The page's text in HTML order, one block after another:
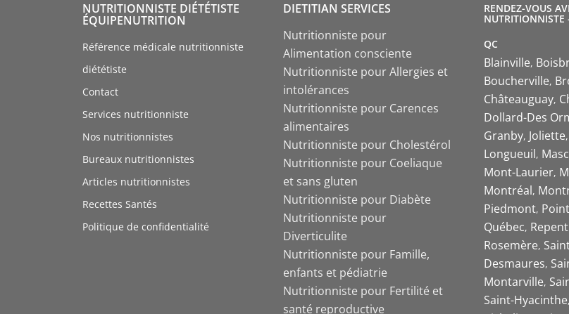
NUTRITIONNISTE DIÉTÉTISTE
ÉQUIPENUTRITION
Référence médicale nutritionniste
diététiste
Contact
Services nutritionniste
Nos nutritionnistes
Bureaux nutritionnistes
Articles nutritionnistes
Recettes Santés
Politique de confidentialité
DIETITIAN SERVICES
Nutritionniste pour
Alimentation consciente
Nutritionniste pour Allergies et
intolérances
Nutritionniste pour Carences
alimentaires
Nutritionniste pour Cholestérol
Nutritionniste pour Coeliaque
et sans gluten
Nutritionniste pour Diabète
Nutritionniste pour
Diverticulite
Nutritionniste pour Famille,
enfants et pédiatrie
Nutritionniste pour Fertilité et
santé reproductive
RENDEZ-VOUS
NUTRITIONNISTE
QC
Blainville
Boucherville
Châteauguay
Dollard-Des
Granby Joliette
Longueuil
Mont-Laurier
Montréal
Piedmont
Québec
Rosemère
Desmaures
Montarville
Saint-Hyacinthe